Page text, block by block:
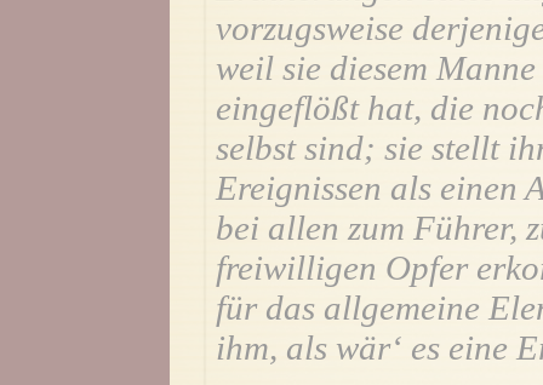
vorzugsweise
weil sie diesem
eingeflößt hat, die
selbst sind; sie stellt
Ereignissen als einen
bei allen zum Führer,
freiwilligen Opfer
für das allgemeine
ihm, als wär‘ es eine